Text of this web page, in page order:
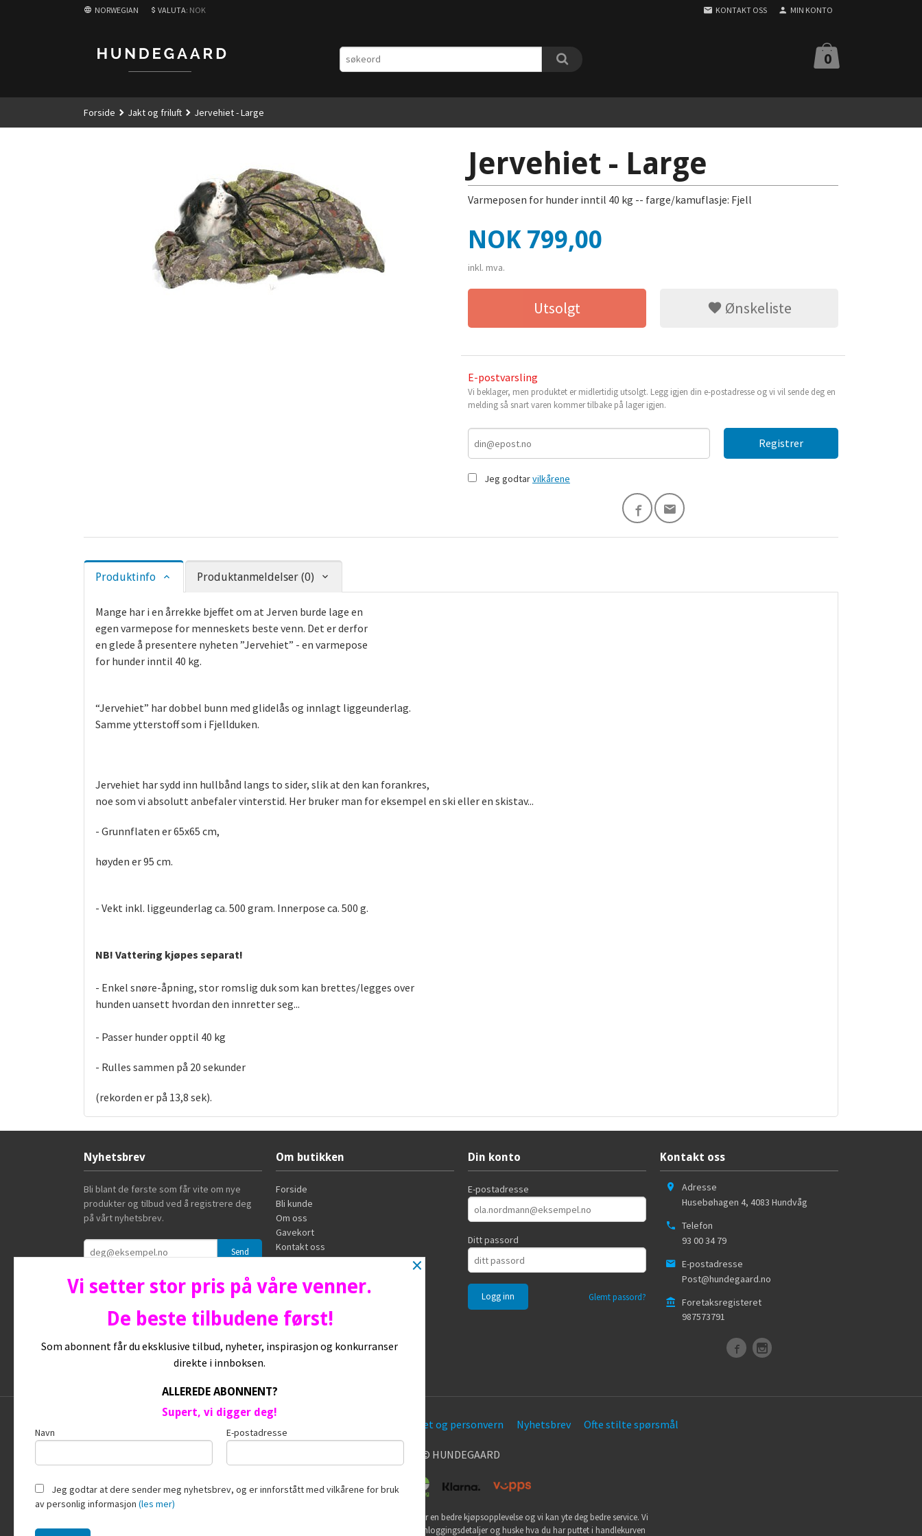
NORWEGIAN VALUTA: NOK KONTAKT OSS MIN KONTO
0
Forside Jakt og friluft Jervehiet - Large
Jervehiet - Large
Varmeposen for hunder inntil 40 kg -- farge/kamuflasje: Fjell
Pris
NOK 799,00
inkl. mva.
Utsolgt Ønskeliste
E-postvarsling
Vi beklager, men produktet er midlertidig utsolgt. Legg igjen din e-postadresse og vi vil sende deg en
melding så snart varen kommer tilbake på lager igjen.
Jeg godtarvilkårene
Registrer
Produktinfo Produktanmeldelser (0)
Mange har i en årrekke bjeffet om at Jerven burde lage en
egen varmepose for menneskets beste venn. Det er derfor
en glede å presentere nyheten ”Jervehiet” - en varmepose
for hunder inntil 40 kg.
“Jervehiet” har dobbel bunn med glidelås og innlagt liggeunderlag.
Samme ytterstoff som i Fjellduken.
Jervehiet har sydd inn hullbånd langs to sider, slik at den kan forankres,
noe som vi absolutt anbefaler vinterstid. Her bruker man for eksempel en ski eller en skistav...
- Grunnflaten er 65x65 cm,
høyden er 95 cm.
- Vekt inkl. liggeunderlag ca. 500 gram. Innerpose ca. 500 g.
NB! Vattering kjøpes separat!
- Enkel snøre-åpning, stor romslig duk som kan brettes/legges over
hunden uansett hvordan den innretter seg...
- Passer hunder opptil 40 kg
- Rulles sammen på 20 sekunder
(rekorden er på 13,8 sek).
Nyhetsbrev
Bli blant de første som får vite om nye
produkter og tilbud ved å registrere deg
på vårt nyhetsbrev.
Om butikken
Forside
Bli kunde
Om oss
Gavekort
Kontakt oss
Din konto
E-postadresse
Ditt passord
Glemt passord?
Kontakt oss
Adresse
Husebøhagen 4, 4083 Hundvåg
Telefon
93 00 34 79
E-postadresse
Post@hundegaard.no
Foretaksregisteret
987573791
Sikkerhet og personvern Nyhetsbrev Ofte stilte spørsmål
© HUNDEGAARD
Vår nettbutikk bruker cookies slik at du får en bedre kjøpsopplevelse og vi kan yte deg bedre service. Vi
bruker cookies hovedsaklig til å lagre innloggingsdetaljer og huske hva du har puttet i handlekurven
×
Vi setter stor pris på våre venner.
De beste tilbudene først!
Som abonnent får du eksklusive tilbud, nyheter, inspirasjon og konkurranser
direkte i innboksen.
ALLEREDE ABONNENT?
Supert, vi digger deg!
Navn E-postadresse
Jeg godtar at dere sender meg nyhetsbrev, og er innforstått med vilkårene for bruk
av personlig informasjon (les mer)